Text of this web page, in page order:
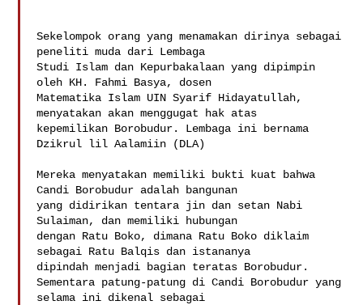
Sekelompok orang yang menamakan dirinya sebagai
peneliti muda dari Lembaga
Studi Islam dan Kepurbakalaan yang dipimpin
oleh KH. Fahmi Basya, dosen
Matematika Islam UIN Syarif Hidayatullah,
menyatakan akan menggugat hak atas
kepemilikan Borobudur. Lembaga ini bernama
Dzikrul lil Aalamiin (DLA)
Mereka menyatakan memiliki bukti kuat bahwa
Candi Borobudur adalah bangunan
yang didirikan tentara jin dan setan Nabi
Sulaiman, dan memiliki hubungan
dengan Ratu Boko, dimana Ratu Boko diklaim
sebagai Ratu Balqis dan istananya
dipindah menjadi bagian teratas Borobudur.
Sementara patung-patung di Candi Borobudur yang
selama ini dikenal sebagai